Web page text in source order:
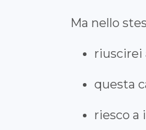
Ma nello
riuscirei
questa
riesco